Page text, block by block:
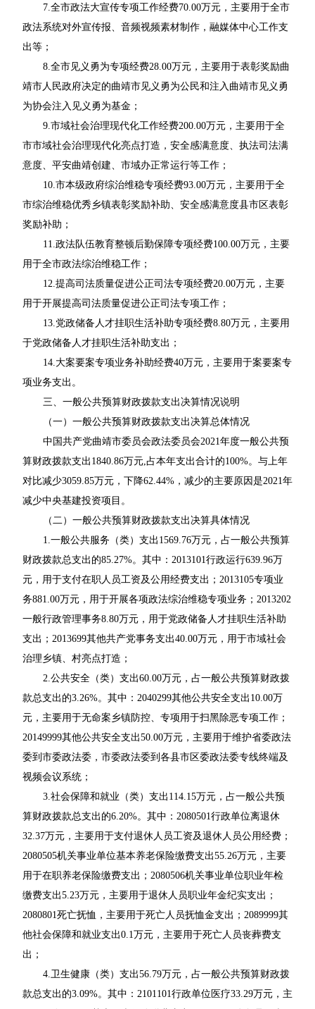
7.全市政法大宣传专项工作经费70.00万元，主要用于全市
政法系统对外宣传报、音频视频素材制作，融媒体中心工作支
出等；
8.全市见义勇为专项经费28.00万元，主要用于表彰奖励曲
靖市人民政府决定的曲靖市见义勇为公民和注入曲靖市见义勇
为协会注入见义勇为基金；
9.市域社会治理现代化工作经费200.00万元，主要用于全
市市域社会治理现代化亮点打造，安全感满意度、执法司法满
意度、平安曲靖创建、市域办正常运行等工作；
10.市本级政府综治维稳专项经费93.00万元，主要用于全
市综治维稳优秀乡镇表彰奖励补助、安全感满意度县市区表彰
奖励补助；
11.政法队伍教育整顿后勤保障专项经费100.00万元，主要
用于全市政法综治维稳工作；
12.提高司法质量促进公正司法专项经费20.00万元，主要
用于开展提高司法质量促进公正司法专项工作；
13.党政储备人才挂职生活补助专项经费8.80万元，主要用
于党政储备人才挂职生活补助支出；
14.大案要案专项业务补助经费40万元，主要用于案要案专
项业务支出。
三、一般公共预算财政拨款支出决算情况说明
（一）一般公共预算财政拨款支出决算总体情况
中国共产党曲靖市委员会政法委员会2021年度一般公共预
算财政拨款支出1840.86万元,占本年支出合计的100%。与上年
对比减少3059.85万元，下降62.44%，减少的主要原因是2021年
减少中央基建投资项目。
（二）一般公共预算财政拨款支出决算具体情况
1.一般公共服务（类）支出1569.76万元，占一般公共预算
财政拨款总支出的85.27%。其中：2013101行政运行639.96万
元，用于支付在职人员工资及公用经费支出；2013105专项业
务881.00万元，用于开展各项政法综治维稳专项业务；2013202
一般行政管理事务8.80万元，用于党政储备人才挂职生活补助
支出；2013699其他共产党事务支出40.00万元，用于市域社会
治理乡镇、村亮点打造；
2.公共安全（类）支出60.00万元，占一般公共预算财政拨
款总支出的3.26%。其中：2040299其他公共安全支出10.00万
元，主要用于无命案乡镇防控、专项用于扫黑除恶专项工作；
20149999其他公共安全支出50.00万元，主要用于维护省委政法
委到市委政法委，市委政法委到各县市区委政法委专线终端及
视频会议系统；
3.社会保障和就业（类）支出114.15万元，占一般公共预
算财政拨款总支出的6.20%。其中：2080501行政单位离退休
32.37万元，主要用于支付退休人员工资及退休人员公用经费；
2080505机关事业单位基本养老保险缴费支出55.26万元，主要
用于在职养老保险缴费支出；2080506机关事业单位职业年检
缴费支出5.23万元，主要用于退休人员职业年金纪实支出；
2080801死亡抚恤，主要用于死亡人员抚恤金支出；2089999其
他社会保障和就业支出0.1万元，主要用于死亡人员丧葬费支
出；
4.卫生健康（类）支出56.79万元，占一般公共预算财政拨
款总支出的3.09%。其中：2101101行政单位医疗33.29万元，主